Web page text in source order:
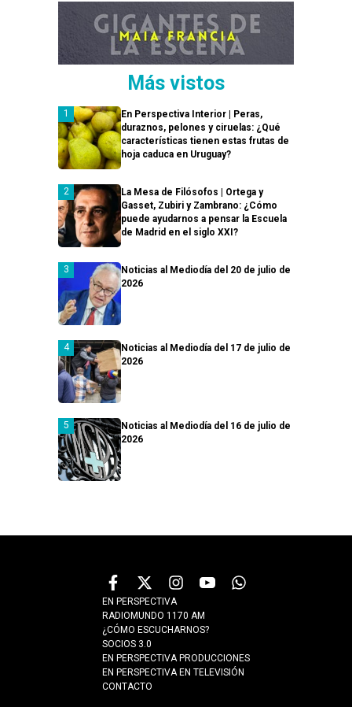
Más vistos
En Perspectiva Interior | Peras,
duraznos, pelones y ciruelas: ¿Qué
características tienen estas frutas de
hoja caduca en Uruguay?
La Mesa de Filósofos | Ortega y
Gasset, Zubiri y Zambrano: ¿Cómo
puede ayudarnos a pensar la Escuela
de Madrid en el siglo XXI?
Noticias al Mediodía del 20 de julio de
2026
Noticias al Mediodía del 17 de julio de
2026
Noticias al Mediodía del 16 de julio de
2026
EN PERSPECTIVA
RADIOMUNDO 1170 AM
¿CÓMO ESCUCHARNOS?
SOCIOS 3.0
EN PERSPECTIVA PRODUCCIONES
EN PERSPECTIVA EN TELEVISIÓN
CONTACTO